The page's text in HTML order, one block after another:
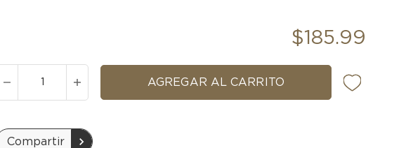
$185.99
AUMENTAR
DISMINUIR
Compartir